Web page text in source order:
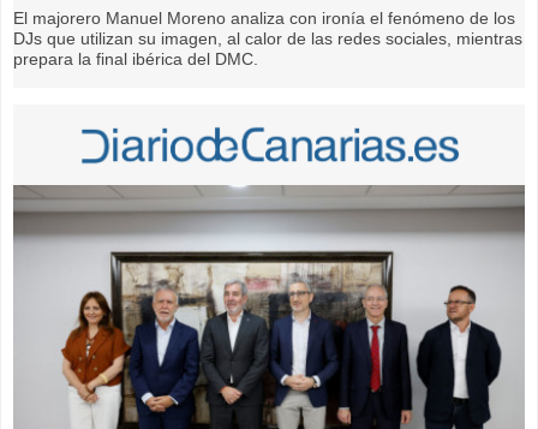
El majorero Manuel Moreno analiza con ironía el fenómeno de los
DJs que utilizan su imagen, al calor de las redes sociales, mientras
prepara la final ibérica del DMC.